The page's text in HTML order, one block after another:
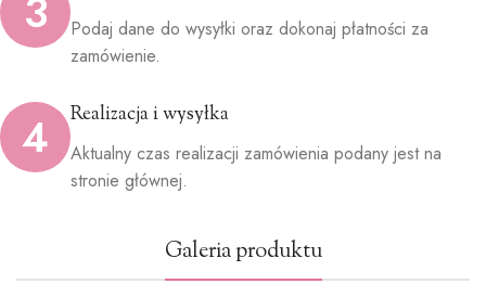
3
Podaj dane do wysyłki oraz dokonaj płatności za
zamówienie.
4 Realizacja i wysyłka
Aktualny czas realizacji zamówienia podany jest na
stronie głównej.
Galeria produktu